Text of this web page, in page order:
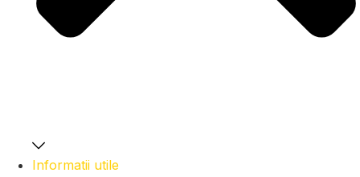
Informatii utile